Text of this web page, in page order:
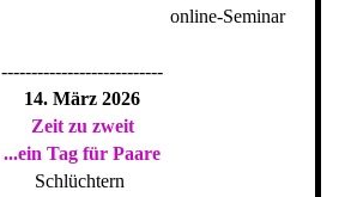
online-Seminar
---------------------------
14. März 2026
Zeit zu zweit
...ein Tag für Paare
Schlüchtern